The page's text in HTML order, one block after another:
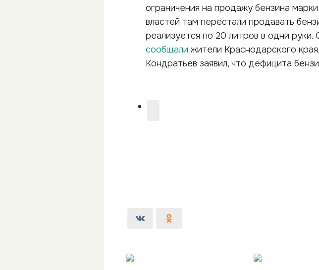
ограничения на продажу бензина
властей там перестали продавать
реализуется по 20 литров в одни
сообщали жители Краснодарского
Кондратьев заявил, что дефицита